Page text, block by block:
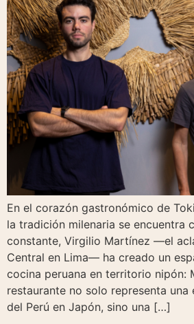
En el corazón gastronómico de
la tradición milenaria se encuentra
constante, Virgilio Martínez —el
Central en Lima— ha creado un
cocina peruana en territorio nipón:
restaurante no solo representa una
del Perú en Japón, sino una […]